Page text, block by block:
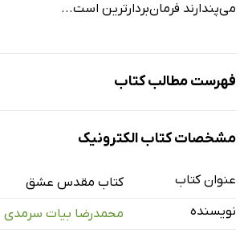
می‌پندارند فرمان‌بردارترین است...
فهرست مطالب کتاب
پاک‌دامنی
مشخصات کتاب الکترونیک
عنوان کتاب
کتاب مقدس عشق
نویسنده
محمدرضا بیات سرمدی